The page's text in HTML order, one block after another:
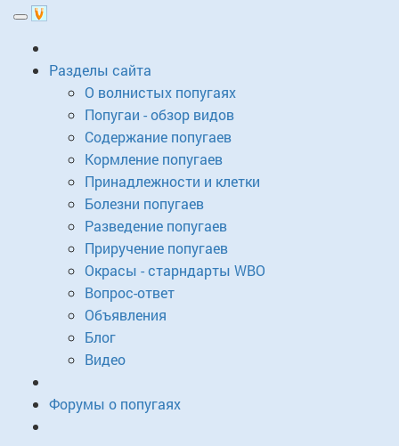
Toggle
navigation
Разделы сайта
О волнистых попугаях
Попугаи - обзор видов
Содержание попугаев
Кормление попугаев
Принадлежности и клетки
Болезни попугаев
Разведение попугаев
Приручение попугаев
Окрасы - старндарты WBO
Вопрос-ответ
Объявления
Блог
Видео
Форумы о попугаях